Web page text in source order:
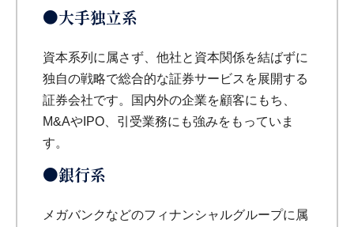
●大手独立系
資本系列に属さず、他社と資本関係を結ばずに
独自の戦略で総合的な証券サービスを展開する
証券会社です。国内外の企業を顧客にもち、
M&AやIPO、引受業務にも強みをもっていま
す。
●銀行系
メガバンクなどのフィナンシャルグループに属